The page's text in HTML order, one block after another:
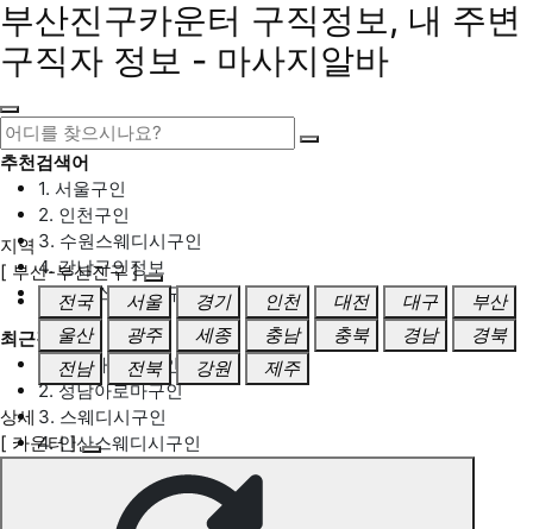
부산진구카운터 구직정보, 내 주변
구직자 정보 - 마사지알바
추천검색어
1. 서울구인
2. 인천구인
3. 수원스웨디시구인
4. 강남구인정보
5. 동탄스웨디시구인
최근검색어
1. 일산마사지구인
2. 성남아로마구인
3. 스웨디시구인
4. 안산스웨디시구인
지역
[ 부산-부산진구 ]
전국
서울 경기 인천 대전 대구
부산
울산
광주 세종 충남 충북 경남
경북
전남
전북 강원 제주
상세
[ 카운터 ]